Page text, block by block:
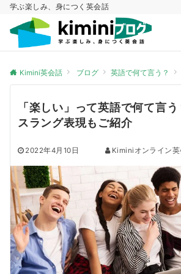
学ぶ楽しみ、身につく英会話
Kimini英会話 ブログ 英語で何て言う？
「楽しい」って英語で何て言
スラング表現もご紹介
2022年4月10日 Kiminiオンライン